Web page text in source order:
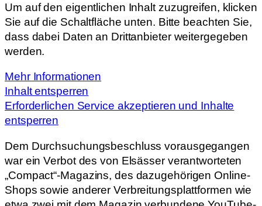
Um auf den eigentlichen Inhalt zuzugreifen, klicken
Sie auf die Schaltfläche unten. Bitte beachten Sie,
dass dabei Daten an Drittanbieter weitergegeben
werden.
Mehr Informationen
Inhalt entsperren
Erforderlichen Service akzeptieren und Inhalte
entsperren
Dem Durchsuchungsbeschluss vorausgegangen
war ein Verbot des von Elsässer verantworteten
„Compact“-Magazins, des dazugehörigen Online-
Shops sowie anderer Verbreitungsplattformen wie